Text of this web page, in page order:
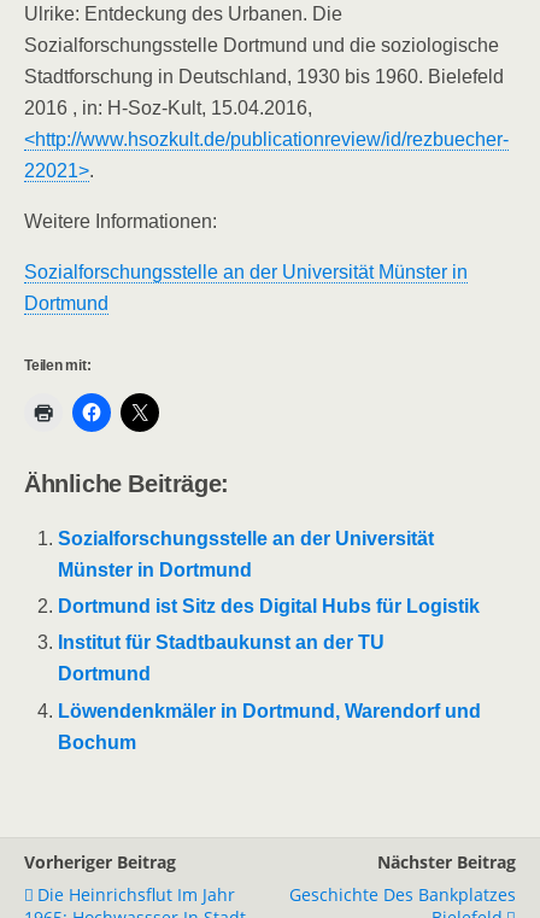
Ulrike: Entdeckung des Urbanen. Die
Sozialforschungsstelle Dortmund und die soziologische
Stadtforschung in Deutschland, 1930 bis 1960. Bielefeld
2016 , in: H-Soz-Kult, 15.04.2016,
<http://www.hsozkult.de/publicationreview/id/rezbuecher-
22021>.
Weitere Informationen:
Sozialforschungsstelle an der Universität Münster in
Dortmund
Teilen mit:
Ähnliche Beiträge:
Sozialforschungsstelle an der Universität
Münster in Dortmund
Dortmund ist Sitz des Digital Hubs für Logistik
Institut für Stadtbaukunst an der TU
Dortmund
Löwendenkmäler in Dortmund, Warendorf und
Bochum
Vorheriger Beitrag
Die Heinrichsflut Im Jahr
Nächster Beitrag
Geschichte Des Bankplatzes